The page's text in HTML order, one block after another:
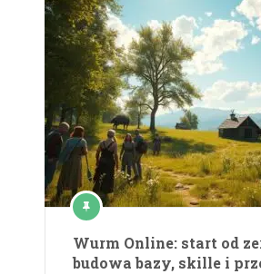
Wurm Online: start od
budowa bazy, skille i